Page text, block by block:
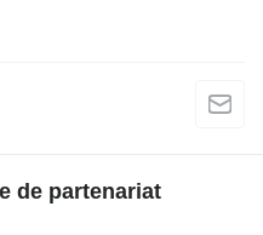
de partenariat